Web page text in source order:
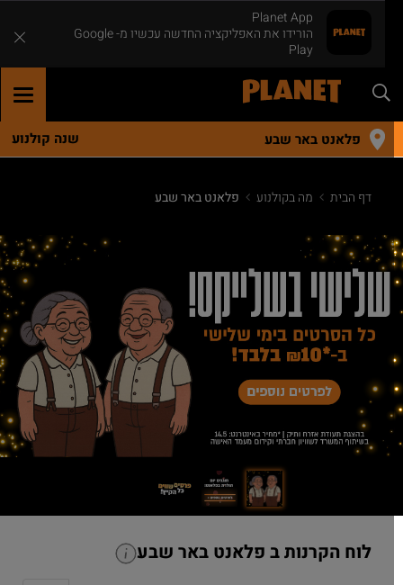
פלאנט באר שבע שנה קולנוע
דף הבית מה בקולנוע פלאנט באר שבע
לוח הקרנות ב פלאנט באר שבע
Planet App
הורידו את האפליקציה החדשה עכשיו מ- Google
Play